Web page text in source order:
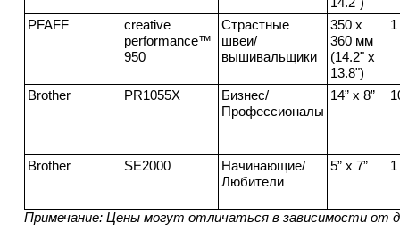
PFAFF
creative
performance™
950
Страстные
швеи/
вышивальщики
350 x
360 мм
(14.2" x
13.8")
1
Brother PR1055X
Бизнес/
Профессионалы
14” x 8”
Brother SE2000
Начинающие/
Любители
5” x 7” 1
Примечание: Цены могут отличаться в зависимости от